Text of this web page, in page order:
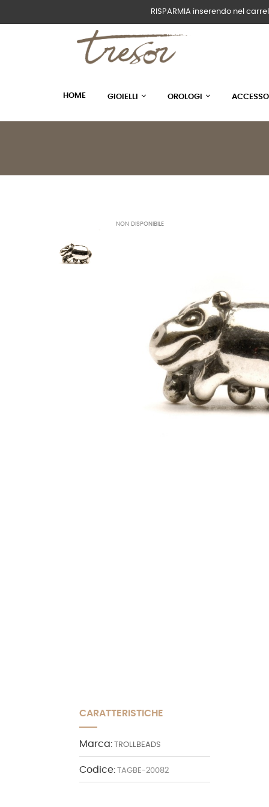
RISPARMIA inserendo nel
HOME GIOIELLI OROLOGI
NON DISPONIBILE
CARATTERISTICHE
Marca: TROLLBEADS
Codice: TAGBE-20082